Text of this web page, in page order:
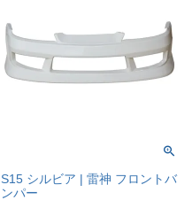
S15 シルビア | 雷神 フロントバ
ンパー